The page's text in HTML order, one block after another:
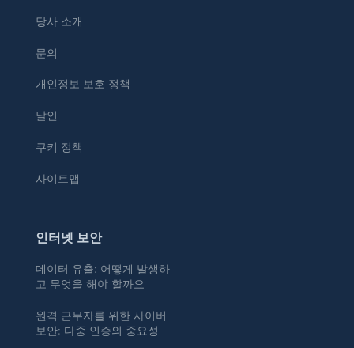
당사 소개
문의
개인정보 보호 정책
날인
쿠키 정책
사이트맵
인터넷 보안
데이터 유출: 어떻게 발생하
고 무엇을 해야 할까요
원격 근무자를 위한 사이버
보안: 다중 인증의 중요성